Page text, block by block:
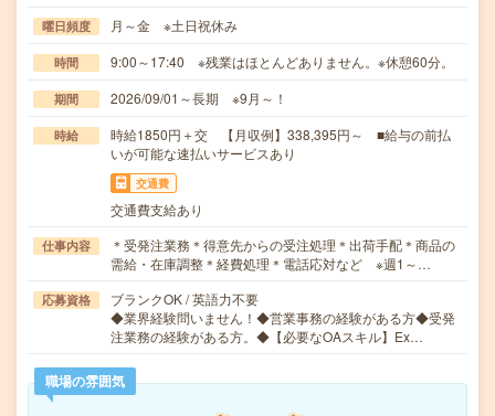
曜日頻度 月～金 ※土日祝休み
時間 9:00～17:40 ※残業はほとんどありません。※休憩60分。
期間 2026/09/01～長期 ※9月～！
時給
時給1850円＋交 【月収例】338,395円～ ■給与の前払
いが可能な速払いサービスあり
交通費
交通費支給あり
仕事内容
＊受発注業務＊得意先からの受注処理＊出荷手配＊商品の
需給・在庫調整＊経費処理＊電話応対など ※週1～…
応募資格
ブランクOK / 英語力不要
◆業界経験問いません！◆営業事務の経験がある方◆受発
注業務の経験がある方。◆【必要なOAスキル】Ex…
職場の雰囲気